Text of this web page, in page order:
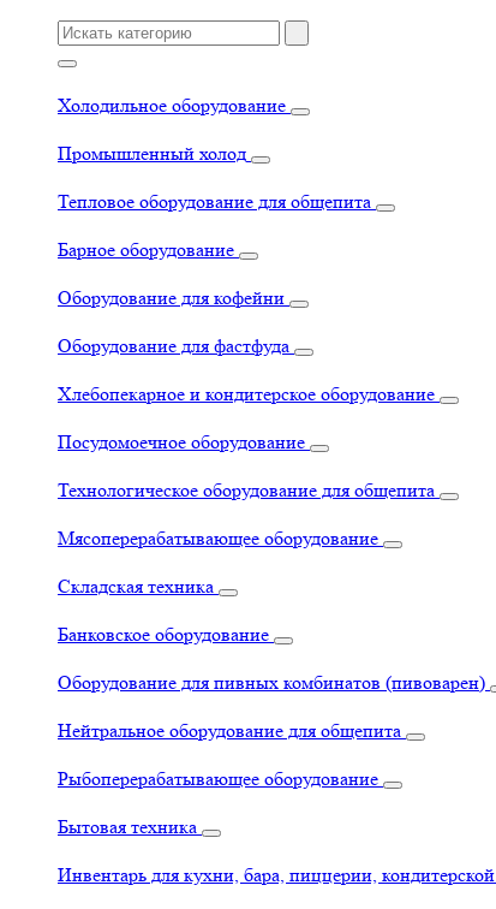
Холодильное оборудование
Промышленный холод
Тепловое оборудование для общепита
Барное оборудование
Оборудование для кофейни
Оборудование для фастфуда
Хлебопекарное и кондитерское оборудование
Посудомоечное оборудование
Технологическое оборудование для общепита
Мясоперерабатывающее оборудование
Складская техника
Банковское оборудование
Оборудование для пивных комбинатов (пивоварен)
Нейтральное оборудование для общепита
Рыбоперерабатывающее оборудование
Бытовая техника
Инвентарь для кухни, бара, пиццерии, кондитерской